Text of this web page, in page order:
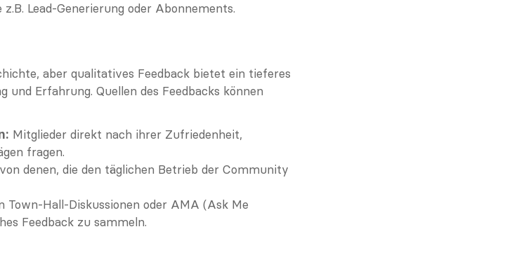
Lead-Generierung oder Abonnements.
aber qualitatives Feedback bietet ein tieferes
Erfahrung. Quellen des Feedbacks können
Mitglieder direkt nach ihrer Zufriedenheit,
fragen.
denen, die den täglichen Betrieb der Community
Town-Hall-Diskussionen oder AMA (Ask Me
Feedback zu sammeln.